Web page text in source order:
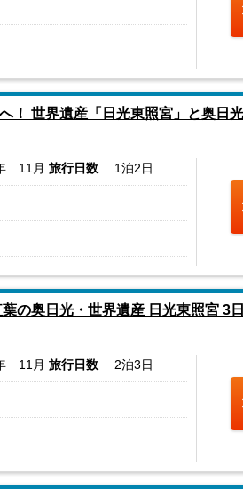
！ 世界遺産「日光東照宮」と奥
11月 旅行日数 1泊2日
葉の奥日光・世界遺産 日光東照宮 3
11月 旅行日数 2泊3日